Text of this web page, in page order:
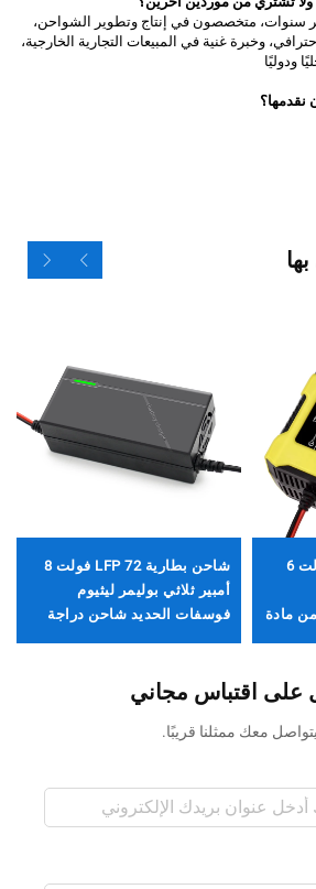
سنوات، متخصصون في إنتاج وتطوير الشواحن،
وخبرة غنية في المبيعات التجارية الخارجية،
ودوليًا
شاحن نبضي ذكي 12 فولت 6
والسكوتر، بشاشة LED من مادة
شاحن بطارية LFP 72 فولت 8
أمبير ثلاثي بوليمر ليثيوم
فوسفات الحديد شاحن دراجة
فولت
على اقتباس مجاني
معك ممثلنا قريبًا.